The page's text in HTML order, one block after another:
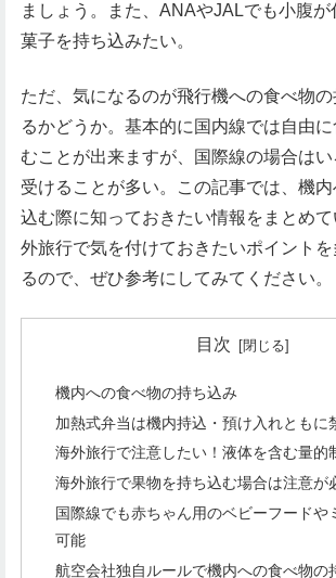
ましょう。また、ANAやJALでも小腹が
菓子を持ち込みたい。
ただ、気になるのが飛行機への食べ物
るかどうか。基本的に国内線では自由
むことが出来ますが、国際線の場合は
受けることが多い。この記事では、機
込む際に知っておきたい情報をまとめ
外旅行で気を付けておきたいポイント
るので、ぜひ参考にしてみてください。
目次
機内への食べ物の持ち込み
加熱式弁当は機内持込・預け入れともに
海外旅行で注意したい！液体を含む量的
海外旅行で果物を持ち込む場合は注意が
国際線でも赤ちゃん用のベビーフードや
可能
航空会社独自ルールで機内への食べ物の